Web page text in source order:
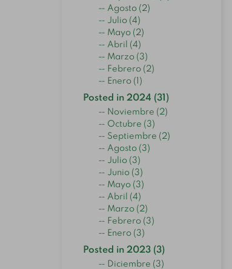
Agosto (2)
Julio (4)
Mayo (2)
Abril (4)
Marzo (3)
Febrero (2)
Enero (1)
Posted in 2024 (31)
Noviembre (2)
Octubre (3)
Septiembre (2)
Agosto (3)
Julio (3)
Junio (3)
Mayo (3)
Abril (4)
Marzo (2)
Febrero (3)
Enero (3)
Posted in 2023 (3)
Diciembre (3)